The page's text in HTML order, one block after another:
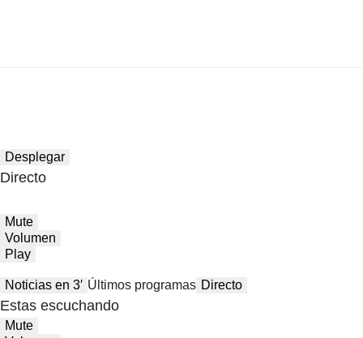
Desplegar
Directo
Mute
Volumen
Play
Noticias en 3′ Últimos programas Directo
Estas escuchando
Mute